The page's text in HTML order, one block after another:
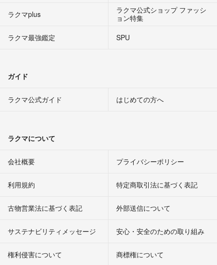
ラクマplus
ラクマ公式ショップ ファッシ
ョン特集
ラクマ最強鑑定
SPU
ガイド
ラクマ公式ガイド はじめての方へ
ラクマについて
会社概要 プライバシーポリシー
利用規約 特定商取引法に基づく表記
古物営業法に基づく表記 外部送信について
サステナビリティメッセージ 安心・安全のための取り組み
権利侵害について
商標権について